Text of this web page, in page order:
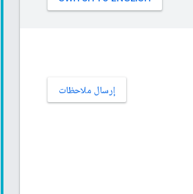
إرسال ملاحظات